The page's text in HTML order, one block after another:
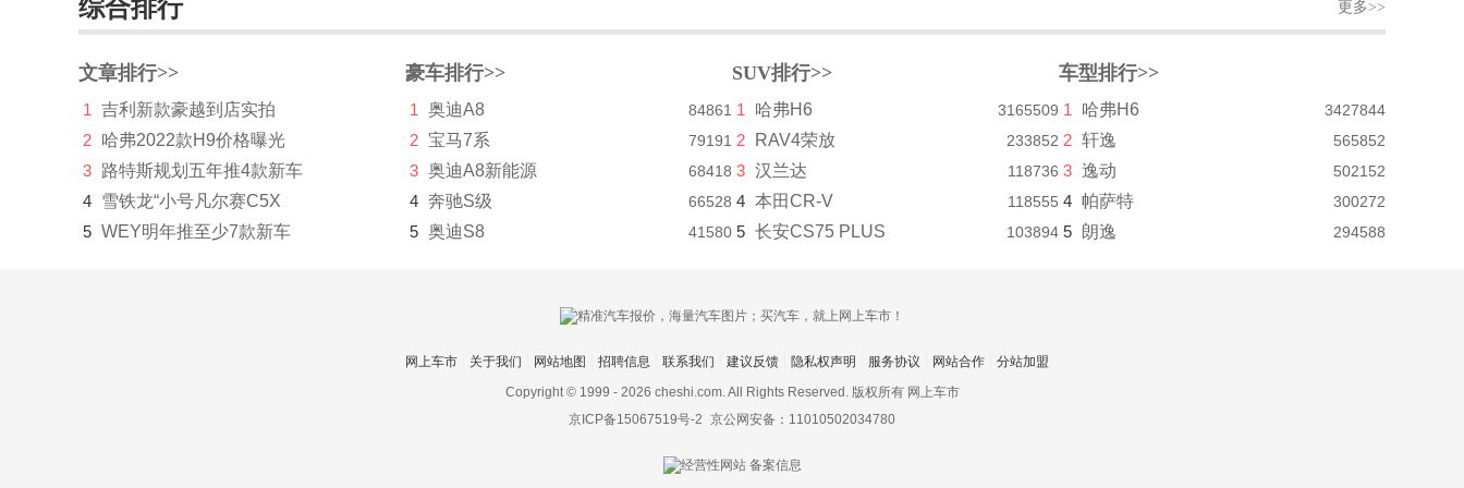
罗夫哈特
罗伦士
路特斯
绿驰汽车
M
麦格纳
综合排行 更多>>
文章排行>>
1
吉利新款豪越到店实拍
2 哈弗2022款H9价格曝光
3 路特斯规划五年推4款新车
4 雪铁龙“小号凡尔赛C5X
5 WEY明年推至少7款新车
豪车排行>>
1 奥迪A8 84861
2 宝马7系 79191
3 奥迪A8新能源 68418
4 奔驰S级 66528
5 奥迪S8 41580
SUV排行>>
1 哈弗H6 3165509
2 RAV4荣放 233852
3 汉兰达 118736
4 本田CR-V 118555
5 长安CS75 PLUS 103894
车型排行>>
1 哈弗H6 3427844
2 轩逸 565852
3 逸动 502152
4 帕萨特 300272
5 朗逸 294588
网上车市 关于我们 网站地图 招聘信息 联系我们 建议反馈 隐私权声明 服务协议 网站合作
分站加盟
Copyright © 1999 - 2026 cheshi.com. All Rights Reserved. 版权所有 网上车市
京ICP备15067519号-2 京公网安备：11010502034780